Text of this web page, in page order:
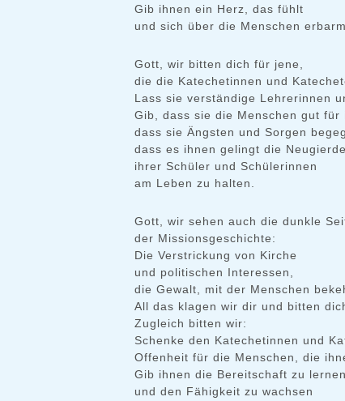
Gib ihnen ein Herz, das fühlt
und sich über die Menschen
Gott, wir bitten dich für jene,
die die Katechetinnen und
Lass sie verständige Lehrerinnen
Gib, dass sie die Menschen gut für
dass sie Ängsten und Sorgen
dass es ihnen gelingt die
ihrer Schüler und Schülerinnen
am Leben zu halten.
Gott, wir sehen auch die dunkle
der Missionsgeschichte:
Die Verstrickung von Kirche
und politischen Interessen,
die Gewalt, mit der Menschen
All das klagen wir dir und bitten
Zugleich bitten wir:
Schenke den Katechetinnen und
Offenheit für die Menschen, die
Gib ihnen die Bereitschaft zu lernen
und den Fähigkeit zu wachsen